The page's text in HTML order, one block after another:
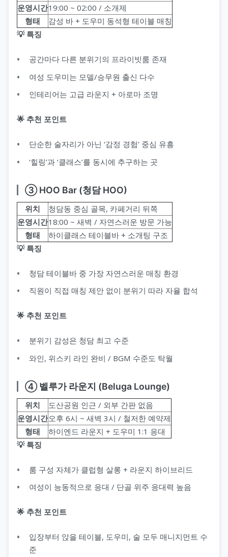
운영시간19:00 ~ 02:00 / 소개제
형태
감성 바 + 도우미 동석형 테이블 매칭
💡 특징
공간마다 다른 분위기의 프라이빗룸 존재
여성 도우미는 모델/승무원 출신 다수
인테리어는 고급 라운지 + 아로마 조명
🌟 추천 포인트
단순한 술자리가 아닌 ‘감정 경험’ 중심 유흥
‘힐링’과 ‘클래스’를 동시에 추구하는 곳
③ HOO Bar (청담 HOO)
위치
청담동 중심 골목, 카페거리 뒤쪽
운영시간18:00 ~ 새벽 / 자연스러운 방문 가능
형태
하이클래스 테이블바 + 소개팅 구조
💡 특징
청담 테이블바 중 가장 자연스러운 매칭 환경
직원이 직접 매칭 제안 없이 분위기 따라 자율 합석
🌟 추천 포인트
분위기 감성은 청담 최고 수준
와인, 위스키 라인 완비 / BGM 수준도 탁월
④ 벨루가 라운지 (Beluga Lounge)
위치
도산공원 인근 / 외부 간판 없음
운영시간오후 6시 ~ 새벽 3시 / 철저한 예약제
형태
하이엔드 라운지 + 도우미 1:1 응대
💡 특징
룸 구성 자체가 클럽형 살롱 + 라운지 하이브리드
여성이 능동적으로 응대 / 단골 위주 응대력 높음
🌟 추천 포인트
입장부터 앉을 테이블, 도우미, 술 모두 매니지먼트 수
준